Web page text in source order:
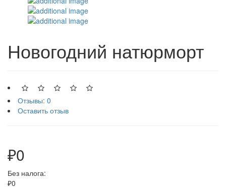
Новогодний натюрморт
Отзывы: 0
Оставить отзыв
₽0
Без налога:
₽0